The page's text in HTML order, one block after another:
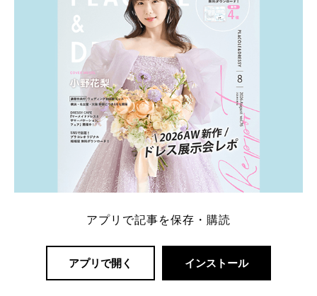
ング診断」か、体験型 […]続きを読む
アプリで記事を保存・購読
アプリで開く インストール